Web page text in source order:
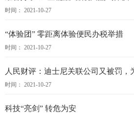
时间： 2021-10-27
“体验团” 零距离体验便民办税举措
时间： 2021-10-27
人民财评：迪士尼关联公司又被罚，
时间： 2021-10-27
科技“亮剑” 转危为安